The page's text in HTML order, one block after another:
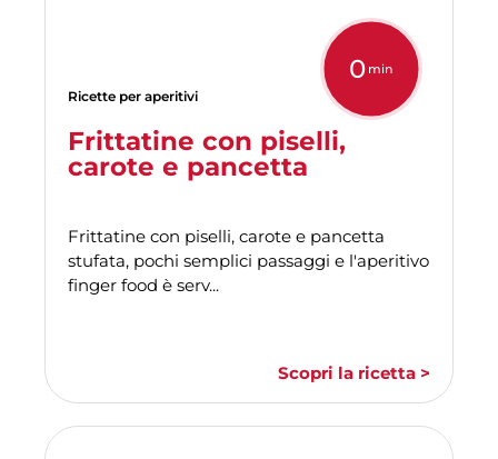
0 min
Ricette per aperitivi
Frittatine con piselli,
carote e pancetta
Frittatine con piselli, carote e pancetta
stufata, pochi semplici passaggi e l'aperitivo
finger food è serv...
Scopri la ricetta >